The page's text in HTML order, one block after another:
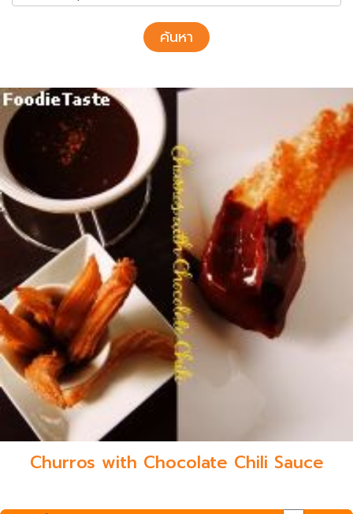
ค้นหา
Churros with Chocolate Chili Sauce